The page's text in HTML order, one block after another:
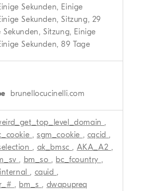
Sekunden, Einige
Sekunden, Sitzung, 29
Sekunden, Sitzung, Einige
Sekunden, 89 Tage
brunellocucinelli.com
,
, sgm_cookie , cqcid ,
, ak_bmsc , AKA_A2 ,
, bm_so , bc_fcountry ,
, cquid ,
, bm_s , dwapupreq